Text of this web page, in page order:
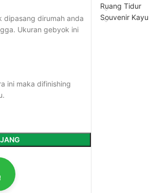
dipasang dirumah anda
Ukuran gebyok ini
ini maka difinishing
Ruang Tidur
Souvenir Kayu